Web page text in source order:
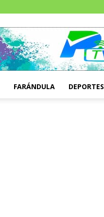
FARÁNDULA DEPORTES